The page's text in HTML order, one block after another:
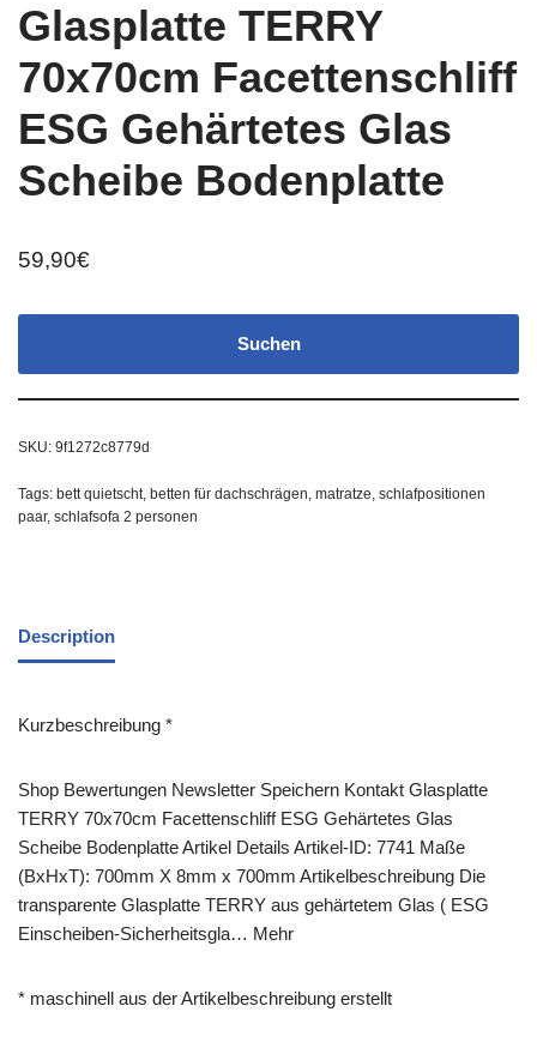
Glasplatte TERRY
70x70cm Facettenschliff
ESG Gehärtetes Glas
Scheibe Bodenplatte
59,90€
Suchen
SKU: 9f1272c8779d
Tags: bett quietscht, betten für dachschrägen, matratze, schlafpositionen
paar, schlafsofa 2 personen
Description
Kurzbeschreibung *
Shop Bewertungen Newsletter Speichern Kontakt Glasplatte
TERRY 70x70cm Facettenschliff ESG Gehärtetes Glas
Scheibe Bodenplatte Artikel Details Artikel-ID: 7741 Maße
(BxHxT): 700mm X 8mm x 700mm Artikelbeschreibung Die
transparente Glasplatte TERRY aus gehärtetem Glas ( ESG
Einscheiben-Sicherheitsgla… Mehr
* maschinell aus der Artikelbeschreibung erstellt